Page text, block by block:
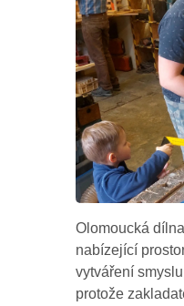
Olomoucká
nabízející
vytváření
protože